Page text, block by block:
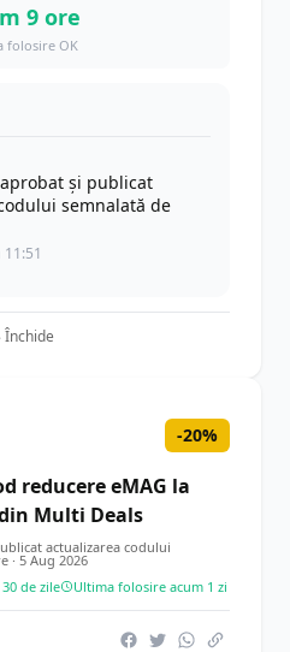
9 ore
folosire OK
și publicat
semnalată de
11:51
Închide
-20%
reducere eMAG la
Multi Deals
actualizarea codului
· 5 Aug 2026
de zile
Ultima folosire acum 1 zi